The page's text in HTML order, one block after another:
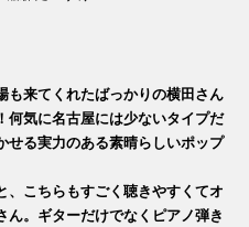
も来てくれたばっかりの横田さん
何気に名古屋には少ないタイプだ
せる実力のある素晴らしいポップ
、こちらもすごく聴きやすくてオ
。ギターだけでなくピアノ弾き